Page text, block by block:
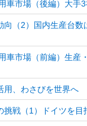
車市場（後編）大手
向（2）国内生産台数
車市場（前編）生産
用、わさびを世界へ
挑戦（1）ドイツを